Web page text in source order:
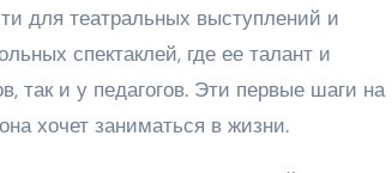
для театральных выступлений и
спектаклей, где ее талант и
так и у педагогов. Эти первые шаги на
хочет заниматься в жизни.